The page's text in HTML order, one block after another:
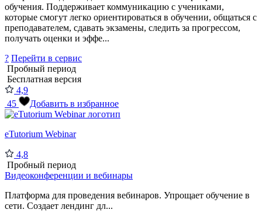
обучения. Поддерживает коммуникацию с учениками,
которые смогут легко ориентироваться в обучении, общаться с
преподавателем, сдавать экзамены, следить за прогрессом,
получать оценки и эффе...
? Перейти в сервис
Пробный период
Бесплатная версия
4,9
45
Добавить в избранное
eTutorium Webinar
4,8
Пробный период
Видеоконференции и вебинары
Платформа для проведения вебинаров. Упрощает обучение в
сети. Создает лендинг дл...